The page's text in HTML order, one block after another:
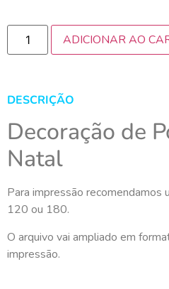
ADICIONAR AO
DESCRIÇÃO
Decoração de
Natal
Para impressão recomendamos
120 ou 180.
O arquivo vai ampliado em
impressão.